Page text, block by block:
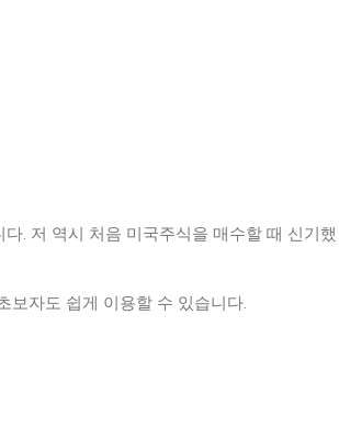
. 저 역시 처음 미국주식을 매수할 때 신기했
보자도 쉽게 이용할 수 있습니다.